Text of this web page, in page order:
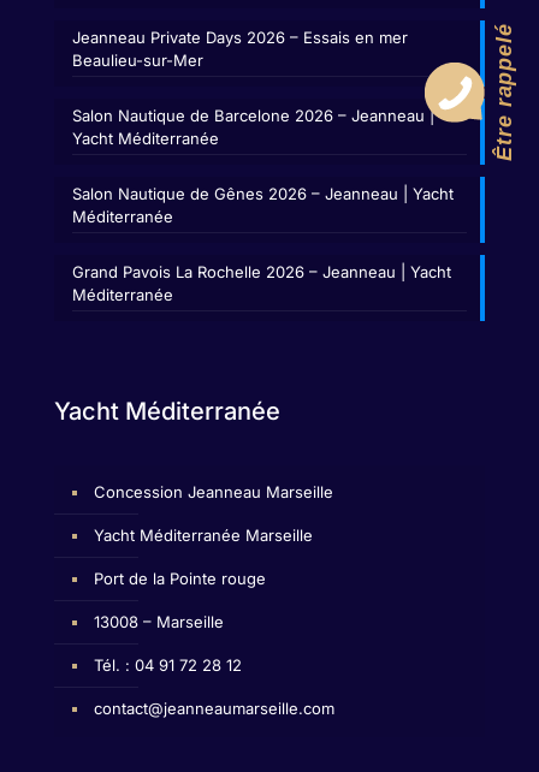
Jeanneau Private Days 2026 – Essais en mer
Beaulieu-sur-Mer
Salon Nautique de Barcelone 2026 – Jeanneau |
Yacht Méditerranée
Salon Nautique de Gênes 2026 – Jeanneau | Yacht
Méditerranée
Grand Pavois La Rochelle 2026 – Jeanneau | Yacht
Méditerranée
Yacht Méditerranée
Concession Jeanneau Marseille
Yacht Méditerranée Marseille
Port de la Pointe rouge
13008 – Marseille
Tél. : 04 91 72 28 12
contact@jeanneaumarseille.com
Être rappelé